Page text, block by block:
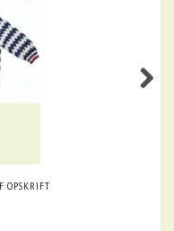
OPSKRIFT